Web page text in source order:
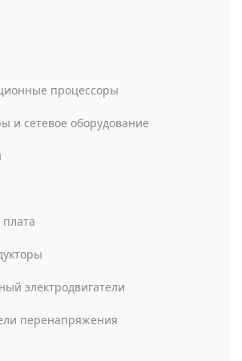
процессоры
и сетевое оборудование
электродвигатели
перенапряжения